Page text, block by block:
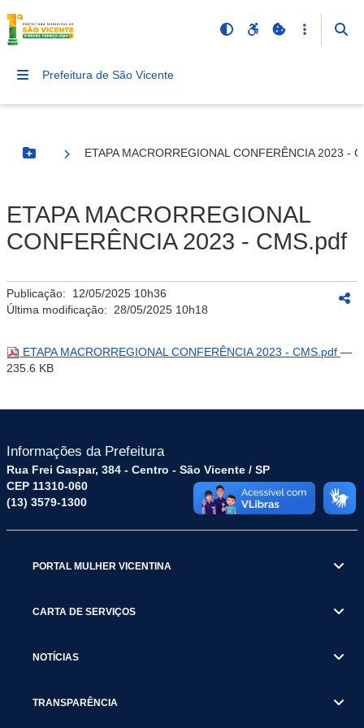
Prefeitura de São Vicente
Botão Menu
ETAPA MACRORREGIONAL CONFERÊNCIA 2023 -
ETAPA MACRORREGIONAL
CONFERÊNCIA 2023 - CMS.pdf
Publicação: 12/05/2025 10h36
Última modificação: 28/05/2025 10h18
ETAPA MACRORREGIONAL CONFERÊNCIA 2023 - CMS.pdf —
235.6 KB
Informações da Prefeitura
Rua Frei Gaspar, 384 - Centro - São Vicente / SP
CEP 11310-060
(13) 3579-1300
PORTAL MULHER VICENTINA
CARTA DE SERVIÇOS
NOTÍCIAS
TRANSPARÊNCIA